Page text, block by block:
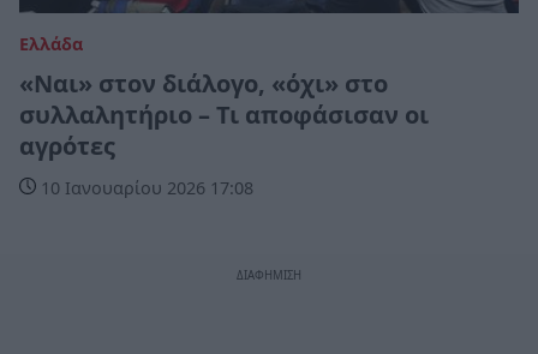
Ελλάδα
«Ναι» στον διάλογο, «όχι» στο
συλλαλητήριο – Τι αποφάσισαν οι
αγρότες
10 Ιανουαρίου 2026 17:08